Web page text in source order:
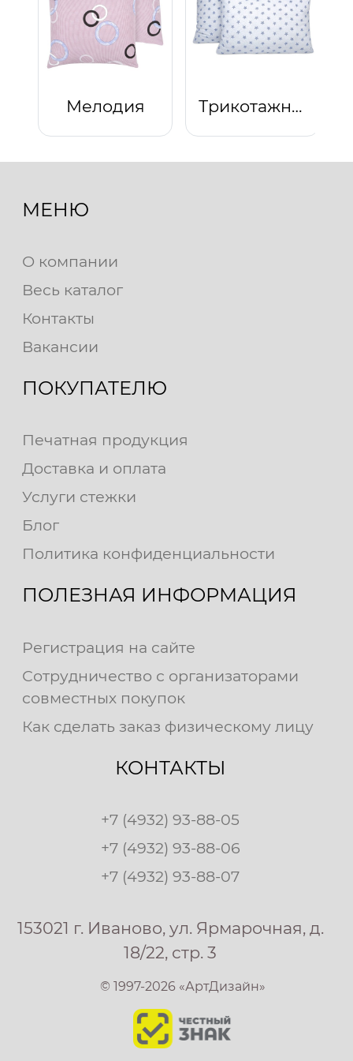
Мелодия Трикотажная наволочка на молнии Звезды (голубой)
МЕНЮ
О компании
Весь каталог
Контакты
Вакансии
ПОКУПАТЕЛЮ
Печатная продукция
Доставка и оплата
Услуги стежки
Блог
Политика конфиденциальности
ПОЛЕЗНАЯ ИНФОРМАЦИЯ
Регистрация на сайте
Сотрудничество с организаторами
совместных покупок
Как сделать заказ физическому лицу
КОНТАКТЫ
+7 (4932) 93-88-05
+7 (4932) 93-88-06
+7 (4932) 93-88-07
153021 г. Иваново, ул. Ярмарочная, д.
18/22, стр. 3
© 1997-2026 «АртДизайн»